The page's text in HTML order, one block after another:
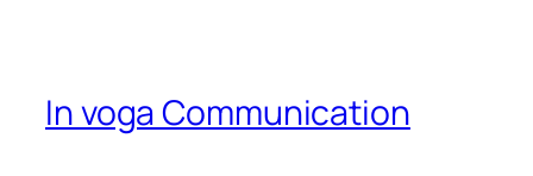
In voga Communication